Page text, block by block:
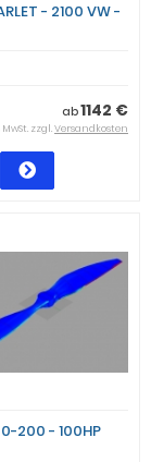
- 2100 VW -
ab1142 €
MwSt. zzgl.Versandkosten
200 - 100HP